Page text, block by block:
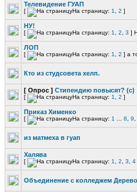
Телевидение ГУАП
[ На страницу: 1 2 ]
НУ!
[ На страницу: 1 2 3 ]
ЛОП
[ На страницу: 1 2 ] а
Кто из студсовета хелп.
[ Опрос ] Стипендию повысят? (с)
[ На страницу: 1 2 ]
Приказ Хименко
[ На страницу: 1 8 9
из матмеха в гуап
Халява
[ На страницу: 1 2 3 4
Объединение с колледжем